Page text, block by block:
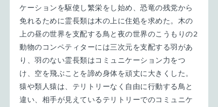
ケーションを駆使し繁栄をし始め、恐竜の残党から
免れるために霊長類は木の上に住処を求めた。木の
上の昼の世界を支配する鳥と夜の世界のこうもりの2
動物のコンペティターには三次元を支配する羽があ
り、羽のない霊長類はコミュニケーション力をつ
け、空を飛ぶことを諦め身体を頑丈に大きくした。
猿や類人猿は、テリトリーなく自由に行動する鳥と
違い、相手が見えているテリトリーでのコミュニケ